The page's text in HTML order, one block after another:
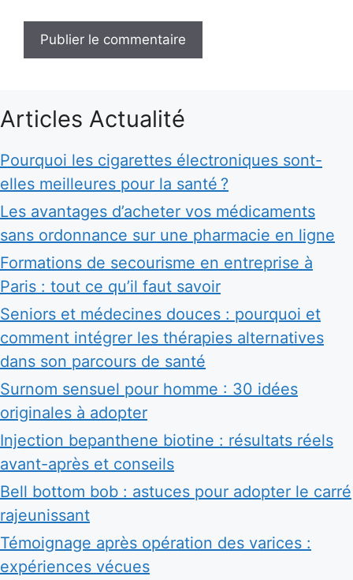
Articles Actualité
Pourquoi les cigarettes électroniques sont-
elles meilleures pour la santé ?
Les avantages d’acheter vos médicaments
sans ordonnance sur une pharmacie en ligne
Formations de secourisme en entreprise à
Paris : tout ce qu’il faut savoir
Seniors et médecines douces : pourquoi et
comment intégrer les thérapies alternatives
dans son parcours de santé
Surnom sensuel pour homme : 30 idées
originales à adopter
Injection bepanthene biotine : résultats réels
avant-après et conseils
Bell bottom bob : astuces pour adopter le carré
rajeunissant
Témoignage après opération des varices :
expériences vécues